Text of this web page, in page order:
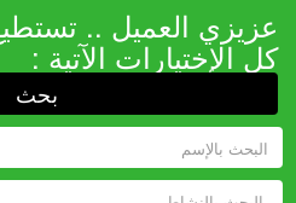
عزيزي العميل ..
كل الإختيارات الآتية :